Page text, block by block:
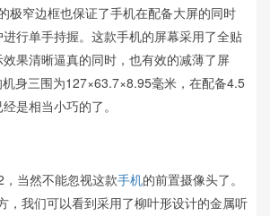
极窄边框也保证了手机在配备大屏的同时
行单手持握。这款手机的屏幕采用了全贴
果清晰逼真的同时，也有效的减薄了屏
身三围为127×63.7×8.95毫米，在配备4.5
是相当小巧的了。
，当然不能忽视这款手机的前置摄像头了。
，我们可以看到采用了柳叶形设计的金属听